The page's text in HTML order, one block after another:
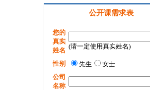
公开课需求表
您的
真实
姓名
(请一定使用真实姓名)
性别 先生
女士
公司
名称